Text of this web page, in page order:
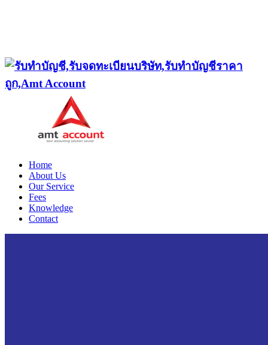
Home
About Us
Our Service
Fees
Knowledge
Contact